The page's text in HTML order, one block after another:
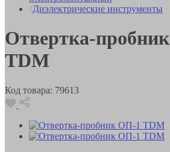
Диэлектрические инструменты
Отвертка-
TDM
Код товара: 79613